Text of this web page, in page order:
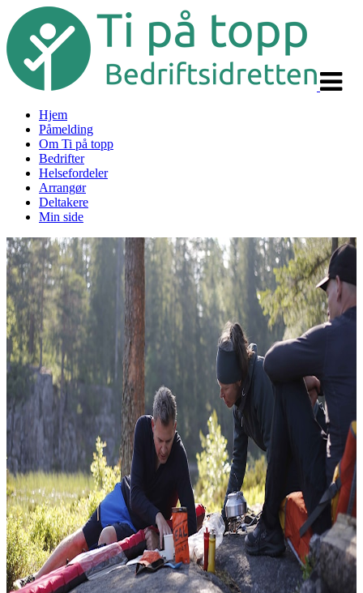
Hjem
Påmelding
Om Ti på topp
Bedrifter
Helsefordeler
Arrangør
Deltakere
Min side